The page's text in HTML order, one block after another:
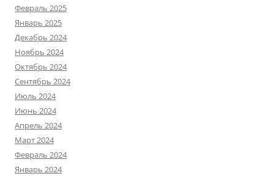
Февраль 2025
Январь 2025
Декабрь 2024
Ноябрь 2024
Октябрь 2024
Сентябрь 2024
Июль 2024
Июнь 2024
Апрель 2024
Март 2024
Февраль 2024
Январь 2024